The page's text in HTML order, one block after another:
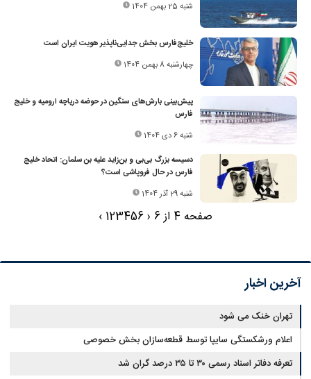
شنبه 25 بهمن 1404
خلیج‌فارس بخش جدایی‌ناپذیر هویت ایران است
چهارشنبه 8 بهمن 1404
پیش‌بینی بارش‌های سنگین در حوضه دریاچه ارومیه و خلیج
فارس
شنبه 6 دی 1404
دسیسه بزرگ بی‌بی و بن‌زاید علیه بن سلمان: اتحاد خلیج
فارس در حال فروپاشی است؟
شنبه 29 آذر 1404
صفحه 4 از 6 ‹
123456
›
آخرین اخبار
تهران خنک می شود
اعلام ورشکستگی سایپا توسط قطعه‌سازان بخش خصوصی
تعرفه دفاتر اسناد رسمی ۳۰ تا ۳۵ درصد گران شد